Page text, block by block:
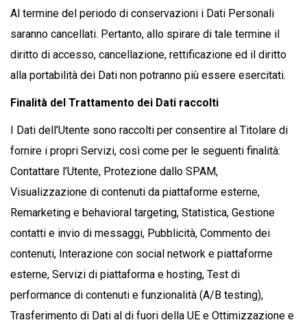
Al termine del periodo di conservazioni i Dati Personali
saranno cancellati. Pertanto, allo spirare di tale termine il
diritto di accesso, cancellazione, rettificazione ed il diritto
alla portabilità dei Dati non potranno più essere esercitati.
Finalità del Trattamento dei Dati raccolti
I Dati dell’Utente sono raccolti per consentire al Titolare di
fornire i propri Servizi, così come per le seguenti finalità:
Contattare l’Utente, Protezione dallo SPAM,
Visualizzazione di contenuti da piattaforme esterne,
Remarketing e behavioral targeting, Statistica, Gestione
contatti e invio di messaggi, Pubblicità, Commento dei
contenuti, Interazione con social network e piattaforme
esterne, Servizi di piattaforma e hosting, Test di
performance di contenuti e funzionalità (A/B testing),
Trasferimento di Dati al di fuori della UE e Ottimizzazione e